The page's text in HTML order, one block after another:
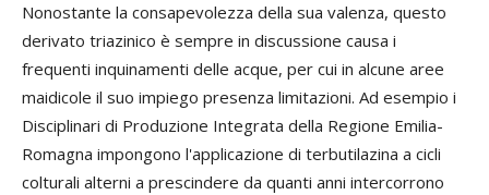
Nonostante la consapevolezza della sua valenza, questo
derivato triazinico è sempre in discussione causa i
frequenti inquinamenti delle acque, per cui in alcune aree
maidicole il suo impiego presenza limitazioni. Ad esempio i
Disciplinari di Produzione Integrata della Regione Emilia-
Romagna impongono l'applicazione di terbutilazina a cicli
colturali alterni a prescindere da quanti anni intercorrono